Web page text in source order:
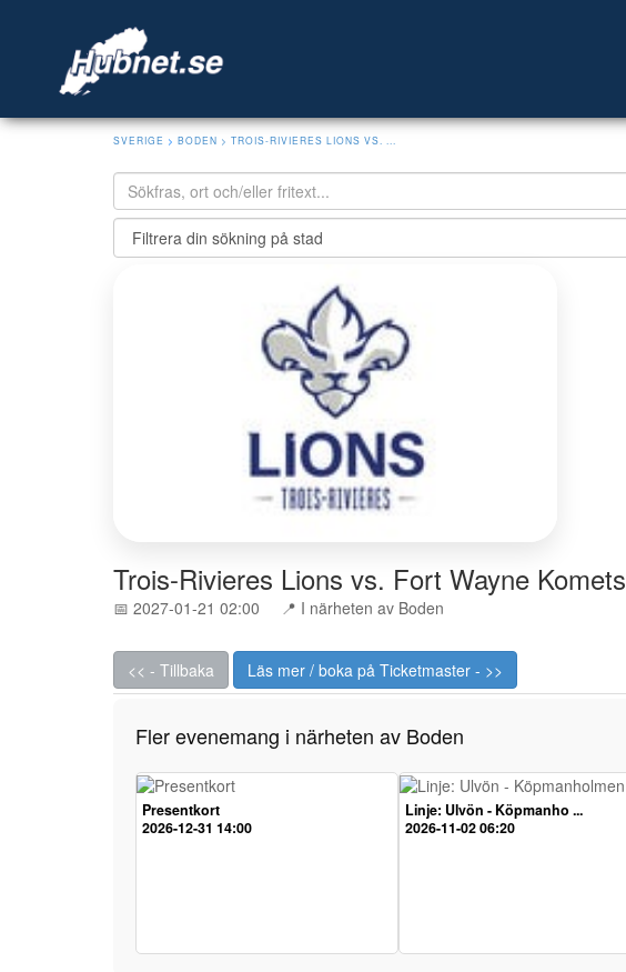
SVERIGE > BODEN > TROIS-RIVIERES LIONS VS. ...
Trois-Rivieres Lions vs. Fort Wayne Komets
📅 2027-01-21 02:00 📍 I närheten av Boden
<< - Tillbaka Läs mer / boka på Ticketmaster - >>
Fler evenemang i närheten av Boden
Presentkort
2026-12-31 14:00
Linje: Ulvön - Köpmanho ...
2026-11-02 06:20